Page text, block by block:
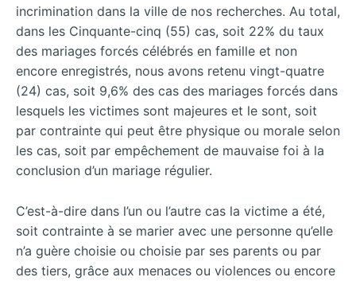
incrimination dans la ville de nos recherches. Au total,
dans les Cinquante-cinq (55) cas, soit 22% du taux
des mariages forcés célébrés en famille et non
encore enregistrés, nous avons retenu vingt-quatre
(24) cas, soit 9,6% des cas des mariages forcés dans
lesquels les victimes sont majeures et le sont, soit
par contrainte qui peut être physique ou morale selon
les cas, soit par empêchement de mauvaise foi à la
conclusion d’un mariage régulier.
C’est-à-dire dans l’un ou l’autre cas la victime a été,
soit contrainte à se marier avec une personne qu’elle
n’a guère choisie ou choisie par ses parents ou par
des tiers, grâce aux menaces ou violences ou encore